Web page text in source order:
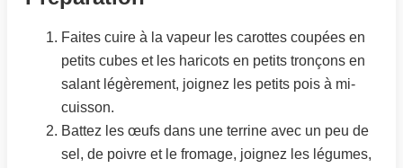
Faites cuire à la vapeur les carottes coupées en
petits cubes et les haricots en petits tronçons en
salant légèrement, joignez les petits pois à mi-
cuisson.
Battez les œufs dans une terrine avec un peu de
sel, de poivre et le fromage, joignez les légumes,